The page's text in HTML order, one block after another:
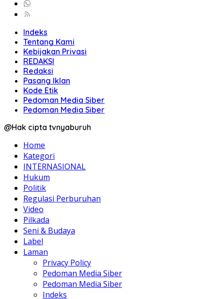
Indeks
Tentang Kami
Kebijakan Privasi
REDAKSI
Redaksi
Pasang Iklan
Kode Etik
Pedoman Media Siber
Pedoman Media Siber
@Hak cipta tvnyaburuh
Home
Kategori
INTERNASIONAL
Hukum
Politik
Regulasi Perburuhan
Video
Pilkada
Seni & Budaya
Label
Laman
Privacy Policy
Pedoman Media Siber
Pedoman Media Siber
Indeks